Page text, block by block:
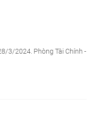
3/2024. Phòng Tài Chính -